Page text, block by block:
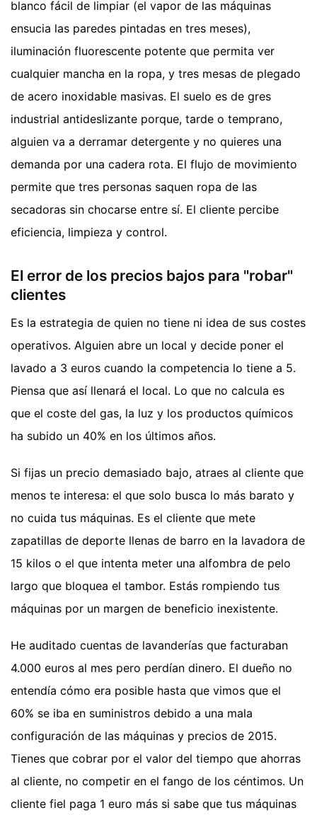
blanco fácil de limpiar (el vapor de las máquinas
ensucia las paredes pintadas en tres meses),
iluminación fluorescente potente que permita ver
cualquier mancha en la ropa, y tres mesas de plegado
de acero inoxidable masivas. El suelo es de gres
industrial antideslizante porque, tarde o temprano,
alguien va a derramar detergente y no quieres una
demanda por una cadera rota. El flujo de movimiento
permite que tres personas saquen ropa de las
secadoras sin chocarse entre sí. El cliente percibe
eficiencia, limpieza y control.
El error de los precios bajos para "robar"
clientes
Es la estrategia de quien no tiene ni idea de sus costes
operativos. Alguien abre un local y decide poner el
lavado a 3 euros cuando la competencia lo tiene a 5.
Piensa que así llenará el local. Lo que no calcula es
que el coste del gas, la luz y los productos químicos
ha subido un 40% en los últimos años.
Si fijas un precio demasiado bajo, atraes al cliente que
menos te interesa: el que solo busca lo más barato y
no cuida tus máquinas. Es el cliente que mete
zapatillas de deporte llenas de barro en la lavadora de
15 kilos o el que intenta meter una alfombra de pelo
largo que bloquea el tambor. Estás rompiendo tus
máquinas por un margen de beneficio inexistente.
He auditado cuentas de lavanderías que facturaban
4.000 euros al mes pero perdían dinero. El dueño no
entendía cómo era posible hasta que vimos que el
60% se iba en suministros debido a una mala
configuración de las máquinas y precios de 2015.
Tienes que cobrar por el valor del tiempo que ahorras
al cliente, no competir en el fango de los céntimos. Un
cliente fiel paga 1 euro más si sabe que tus máquinas